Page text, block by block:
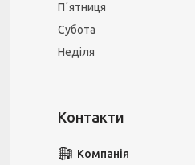
Пʼятниця
Субота
Неділя